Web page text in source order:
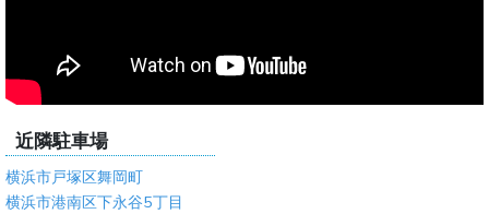
近隣駐車場
横浜市戸塚区舞岡町
横浜市港南区下永谷5丁目